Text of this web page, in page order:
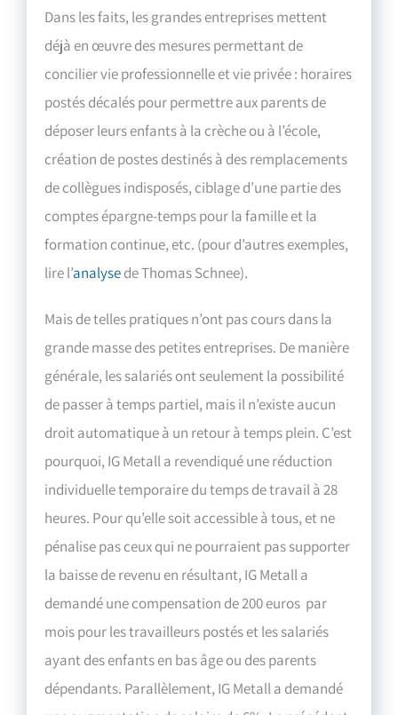
Dans les faits, les grandes entreprises mettent
déjà en œuvre des mesures permettant de
concilier vie professionnelle et vie privée : horaires
postés décalés pour permettre aux parents de
déposer leurs enfants à la crèche ou à l’école,
création de postes destinés à des remplacements
de collègues indisposés, ciblage d’une partie des
comptes épargne-temps pour la famille et la
formation continue, etc. (pour d’autres exemples,
lire l’analysede Thomas Schnee).
Mais de telles pratiques n’ont pas cours dans la
grande masse des petites entreprises. De manière
générale, les salariés ont seulement la possibilité
de passer à temps partiel, mais il n’existe aucun
droit automatique à un retour à temps plein. C’est
pourquoi, IG Metall a revendiqué une réduction
individuelle temporaire du temps de travail à 28
heures. Pour qu’elle soit accessible à tous, et ne
pénalise pas ceux qui ne pourraient pas supporter
la baisse de revenu en résultant, IG Metall a
demandé une compensation de 200 euros par
mois pour les travailleurs postés et les salariés
ayant des enfants en bas âge ou des parents
dépendants. Parallèlement, IG Metall a demandé